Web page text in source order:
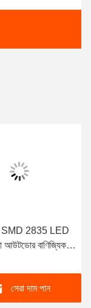
2835 LED
বাণিজ্যিক
সেরা দাম পান